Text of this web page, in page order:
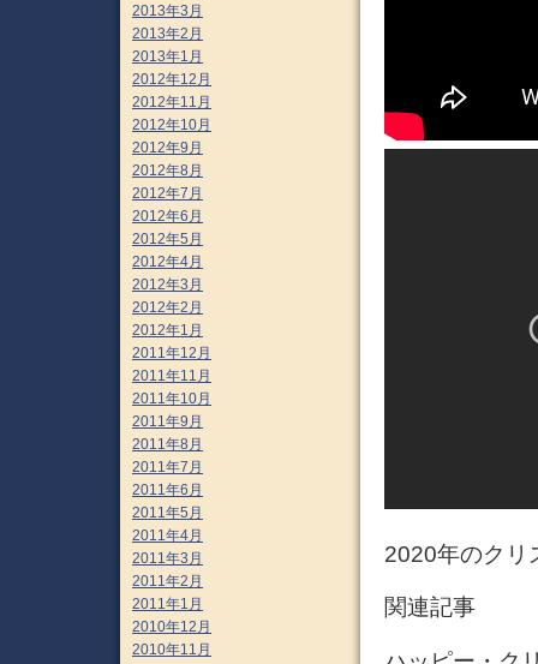
2020年のクリ
関連記事
2013年3月
2013年2月
2013年1月
2012年12月
2012年11月
2012年10月
2012年9月
2012年8月
2012年7月
2012年6月
2012年5月
2012年4月
2012年3月
2012年2月
2012年1月
2011年12月
2011年11月
2011年10月
2011年9月
2011年8月
2011年7月
2011年6月
2011年5月
2011年4月
2011年3月
2011年2月
2011年1月
2010年12月
2010年11月